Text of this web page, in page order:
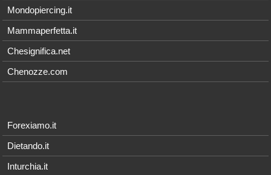
Mondopiercing.it
Mammaperfetta.it
Chesignifica.net
Chenozze.com
Forexiamo.it
Dietando.it
Inturchia.it